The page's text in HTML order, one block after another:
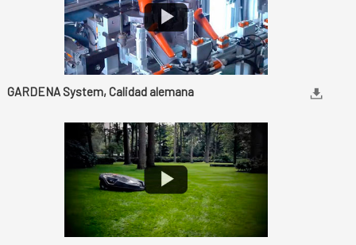
GARDENA System, Calidad alemana